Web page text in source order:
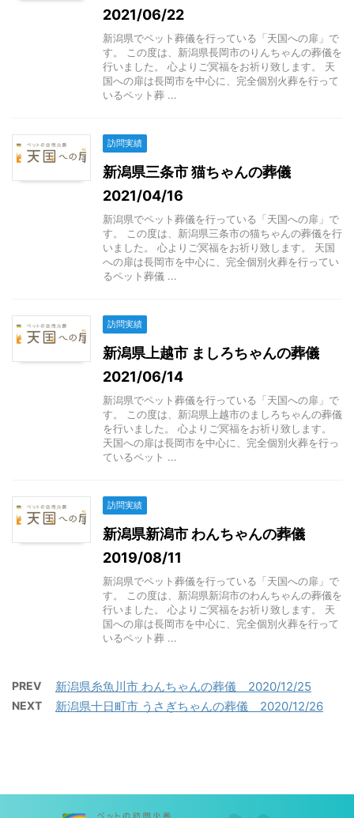
2021/06/22
新潟県でペット葬儀を行っている「天国への扉」で
す。 この度は、新潟県長岡市のりんちゃんの葬儀を
行いました。 心よりご冥福をお祈り致します。 天
国への扉は長岡市を中心に、完全個別火葬を行って
いるペット葬 ...
訪問実績
新潟県三条市 猫ちゃんの葬儀
2021/04/16
新潟県でペット葬儀を行っている「天国への扉」で
す。 この度は、新潟県三条市の猫ちゃんの葬儀を行
いました。 心よりご冥福をお祈り致します。 天国
への扉は長岡市を中心に、完全個別火葬を行ってい
るペット葬儀 ...
訪問実績
新潟県上越市 ましろちゃんの葬儀
2021/06/14
新潟県でペット葬儀を行っている「天国への扉」で
す。 この度は、新潟県上越市のましろちゃんの葬儀
を行いました。 心よりご冥福をお祈り致します。
天国への扉は長岡市を中心に、完全個別火葬を行っ
ているペット ...
訪問実績
新潟県新潟市 わんちゃんの葬儀
2019/08/11
新潟県でペット葬儀を行っている「天国への扉」で
す。 この度は、新潟県新潟市のわんちゃんの葬儀を
行いました。 心よりご冥福をお祈り致します。 天
国への扉は長岡市を中心に、完全個別火葬を行って
いるペット葬 ...
PREV 新潟県糸魚川市 わんちゃんの葬儀 2020/12/25
NEXT 新潟県十日町市 うさぎちゃんの葬儀 2020/12/26